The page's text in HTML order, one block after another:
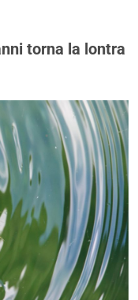
torna la lontra